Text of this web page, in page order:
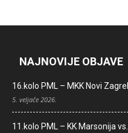
NAJNOVIJE OBJAVE
16.kolo PML – MKK Novi
5. veljače 2026.
11.kolo PML – KK Marsonija